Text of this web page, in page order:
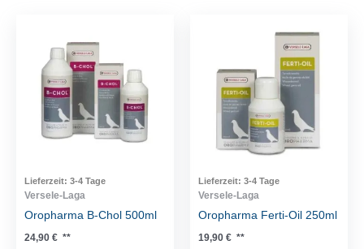
Lieferzeit: 3-4 Tage
Versele-Laga
Oropharma B-Chol 500ml
24,90 € **
Lieferzeit: 3-4 Tage
Versele-Laga
Oropharma Ferti-Oil 250ml
19,90 € **